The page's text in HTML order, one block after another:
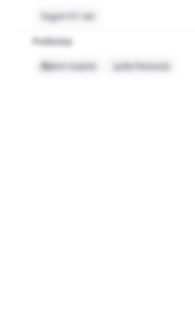
Sugari 0-1 ani
Preferințe
Are mașină Nu fumează